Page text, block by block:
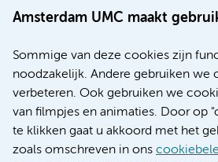
Amsterdam UMC maakt
Sommige van deze cookies zijn
noodzakelijk. Andere gebruiken we
verbeteren. Ook gebruiken we
van filmpjes en animaties. Door op
te klikken gaat u akkoord met het
zoals omschreven in ons
Werken bij Amsterdam UMC
Nieuws
Research
Educatie locatie AMC
Educatie locatie VUmc